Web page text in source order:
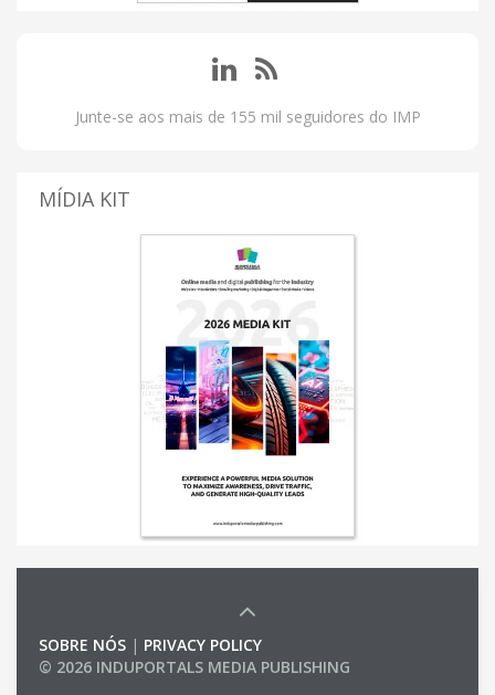
Junte-se aos mais de 155 mil seguidores do IMP
MÍDIA KIT
SOBRE NÓS | PRIVACY POLICY
© 2026 INDUPORTALS MEDIA PUBLISHING